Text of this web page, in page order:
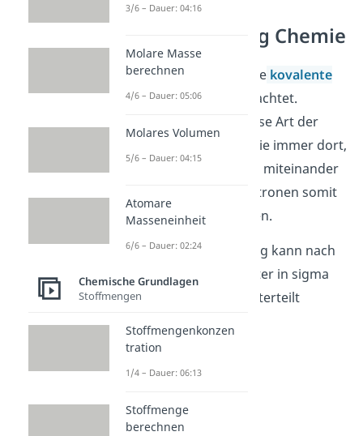
Hybridisierung Chemie
Im Folgenden wird diekovalente
Bindungnäher betrachtet.
Generell entsteht diese Art der
Bindung in der Chemie immer dort,
wo sich zwei Orbitale miteinander
überlappen und Elektronen somit
geteilt werden können.
Die kovalente Bindung kann nach
ihrer
Symmetrie
weiter in sigma
und pi Bindungen unterteilt
3/6 – Dauer: 04:16
Molare Masse
berechnen
4/6 – Dauer: 05:06
Molares Volumen
5/6 – Dauer: 04:15
Atomare
Masseneinheit
6/6 – Dauer: 02:24
Chemische Grundlagen
Stoffmengen
Stoffmengenkonzen
tration
1/4 – Dauer: 06:13
Stoffmenge
berechnen